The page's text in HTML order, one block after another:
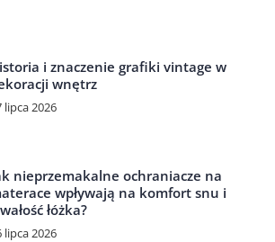
i znaczenie grafiki vintage w
wnętrz
lipca 2026
nieprzemakalne ochraniacze na
wpływają na komfort snu i
łóżka?
lipca 2026